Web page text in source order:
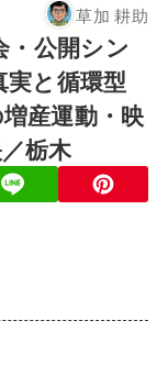
草加 耕助
・公開シン
と循環型
産運動・映
栃木